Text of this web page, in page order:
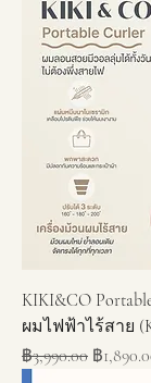
KIKI&CO
ผมไฟฟ้าไร้สาย
ราคาปกติ
฿3,990.00 ราคาข
฿